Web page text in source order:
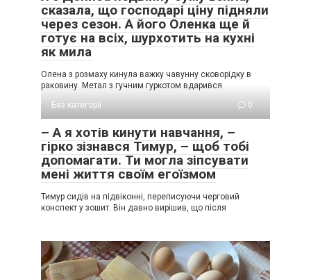
сказала, що господарі ціну підняли
через сезон. А його Оленка ще й
готує на всіх, шурхотить на кухні
як мила
Олена з розмаху кинула важку чавунну сковорідку в
раковину. Метал з гучним гуркотом вдарився
Без категорії
0
– А я хотів кинути навчання, –
гірко зізнався Тимур, – щоб тобі
допомагати. Ти могла зіпсувати
мені життя своїм егоїзмом
Тимур сидів на підвіконні, переписуючи черговий
конспект у зошит. Він давно вирішив, що після